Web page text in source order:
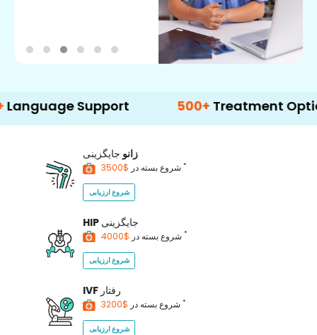
Support Treatment Options
زانو جایگزینی
شروع بسته در *
شروع ارزیابی
HIP جایگزینی
شروع بسته در *
شروع ارزیابی
IVF رفتار
شروع بسته در *
شروع ارزیابی